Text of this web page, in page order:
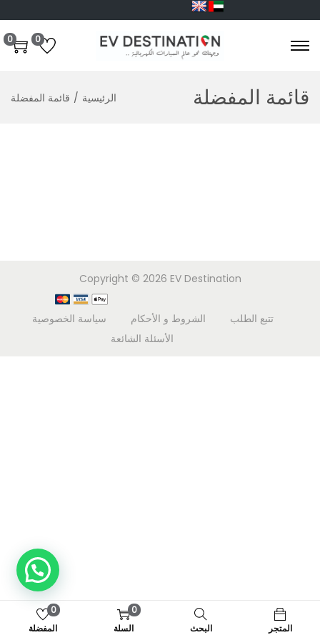
0
0
قائمة المفضلة الرئيسية / قائمة المفضلة
المتجر البحث
0
السلة
0
المفضلة
Copyright © 2026 EV Destination
تتبع الطلب الشروط و الأحكام
سياسة الخصوصية
الأسئلة الشائعة